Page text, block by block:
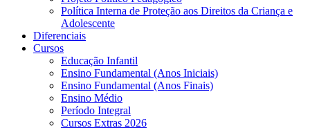
Política Interna de Proteção aos Direitos da Criança e
Adolescente
Diferenciais
Cursos
Educação Infantil
Ensino Fundamental (Anos Iniciais)
Ensino Fundamental (Anos Finais)
Ensino Médio
Período Integral
Cursos Extras 2026